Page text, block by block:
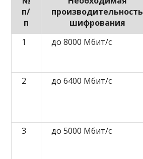
п/
п
производительность
шифрования
1 до 8000 Мбит/с
2
до 6400 Мбит/с
3
до 5000 Мбит/с